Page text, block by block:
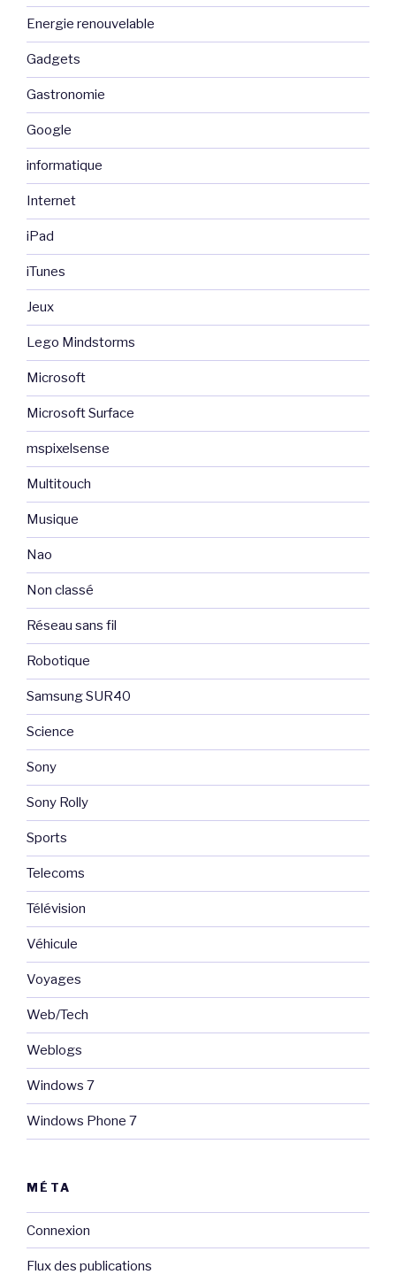
Energie renouvelable
Gadgets
Gastronomie
Google
informatique
Internet
iPad
iTunes
Jeux
Lego Mindstorms
Microsoft
Microsoft Surface
mspixelsense
Multitouch
Musique
Nao
Non classé
Réseau sans fil
Robotique
Samsung SUR40
Science
Sony
Sony Rolly
Sports
Telecoms
Télévision
Véhicule
Voyages
Web/Tech
Weblogs
Windows 7
Windows Phone 7
MÉTA
Connexion
Flux des publications